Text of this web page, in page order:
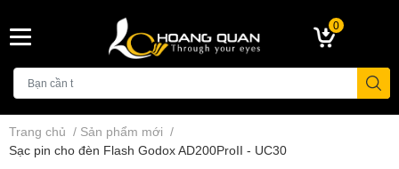
0
Trang chủ / Sản phẩm mới /
Sạc pin cho đèn Flash Godox AD200ProII - UC30